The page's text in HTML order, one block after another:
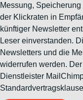
Messung,
der Klickraten in
künftiger Newsletter
Leser einverstanden.
Newsletters und die
widerrufen werden.
Dienstleister